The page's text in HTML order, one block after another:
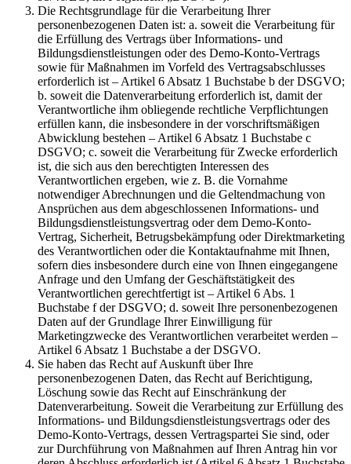
Die Rechtsgrundlage für die Verarbeitung Ihrer
personenbezogenen Daten ist: a. soweit die Verarbeitung für
die Erfüllung des Vertrags über Informations- und
Bildungsdienstleistungen oder des Demo-Konto-Vertrags
sowie für Maßnahmen im Vorfeld des Vertragsabschlusses
erforderlich ist – Artikel 6 Absatz 1 Buchstabe b der DSGVO;
b. soweit die Datenverarbeitung erforderlich ist, damit der
Verantwortliche ihm obliegende rechtliche Verpflichtungen
erfüllen kann, die insbesondere in der vorschriftsmäßigen
Abwicklung bestehen – Artikel 6 Absatz 1 Buchstabe c
DSGVO; c. soweit die Verarbeitung für Zwecke erforderlich
ist, die sich aus den berechtigten Interessen des
Verantwortlichen ergeben, wie z. B. die Vornahme
notwendiger Abrechnungen und die Geltendmachung von
Ansprüchen aus dem abgeschlossenen Informations- und
Bildungsdienstleistungsvertrag oder dem Demo-Konto-
Vertrag, Sicherheit, Betrugsbekämpfung oder Direktmarketing
des Verantwortlichen oder die Kontaktaufnahme mit Ihnen,
sofern dies insbesondere durch eine von Ihnen eingegangene
Anfrage und den Umfang der Geschäftstätigkeit des
Verantwortlichen gerechtfertigt ist – Artikel 6 Abs. 1
Buchstabe f der DSGVO; d. soweit Ihre personenbezogenen
Daten auf der Grundlage Ihrer Einwilligung für
Marketingzwecke des Verantwortlichen verarbeitet werden –
Artikel 6 Absatz 1 Buchstabe a der DSGVO.
Sie haben das Recht auf Auskunft über Ihre
personenbezogenen Daten, das Recht auf Berichtigung,
Löschung sowie das Recht auf Einschränkung der
Datenverarbeitung. Soweit die Verarbeitung zur Erfüllung des
Informations- und Bildungsdienstleistungsvertrags oder des
Demo-Konto-Vertrags, dessen Vertragspartei Sie sind, oder
zur Durchführung von Maßnahmen auf Ihren Antrag hin vor